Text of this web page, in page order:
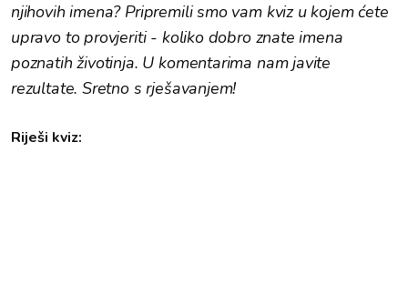
njihovih imena? Pripremili smo vam kviz u kojem ćete
upravo to provjeriti - koliko dobro znate imena
poznatih životinja. U komentarima nam javite
rezultate. Sretno s rješavanjem!
Riješi kviz: